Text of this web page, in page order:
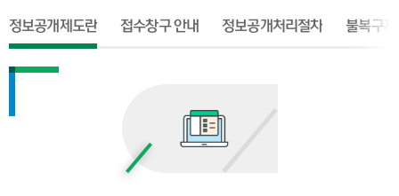
정보공개제도란 접수창구 안내 정보공개처리절차 불복구